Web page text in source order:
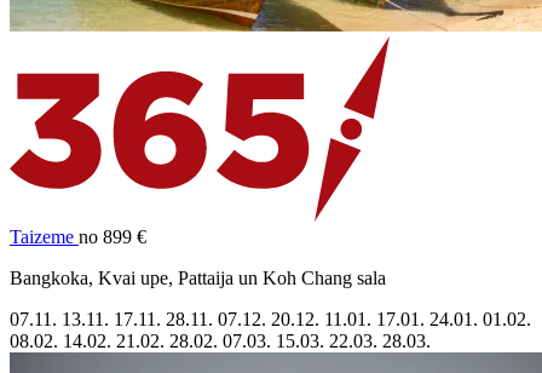
Taizeme no 899 €
Bangkoka, Kvai upe, Pattaija un Koh Chang sala
07.11. 13.11. 17.11. 28.11. 07.12. 20.12. 11.01. 17.01. 24.01. 01.02.
08.02. 14.02. 21.02. 28.02. 07.03. 15.03. 22.03. 28.03.